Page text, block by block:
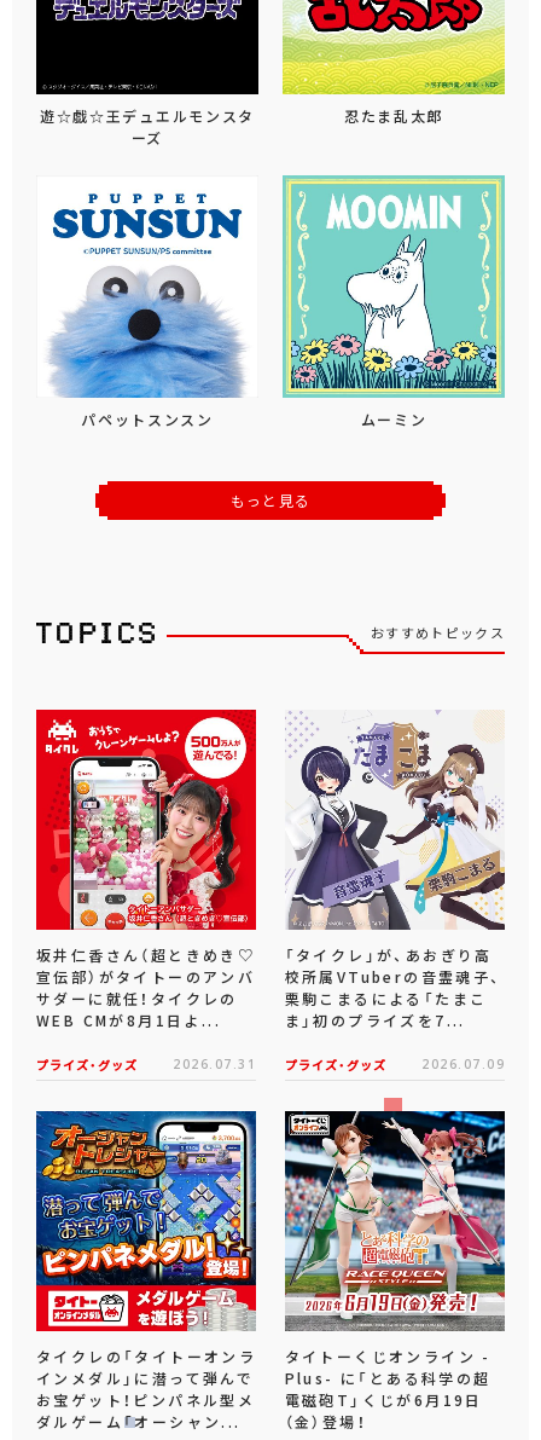
遊☆戯☆王デュエルモンスタ
ーズ
忍たま乱太郎
パペットスンスン ムーミン
もっと見る
おすすめトピックス
坂井仁香さん（超ときめき♡
宣伝部）がタイトーのアンバ
サダーに就任！タイクレの
WEB CMが8月1日よ...
プライズ・グッズ 2026.07.31
「タイクレ」が、あおぎり高
校所属VTuberの音霊魂子、
栗駒こまるによる「たまこ
ま」初のプライズを7...
プライズ・グッズ 2026.07.09
タイクレの「タイトーオンラ
インメダル」に潜って弾んで
お宝ゲット！ピンパネル型メ
ダルゲーム「オーシャン...
タイトーくじオンライン -
Plus- に「とある科学の超
電磁砲T」くじが6月19日
（金）登場！